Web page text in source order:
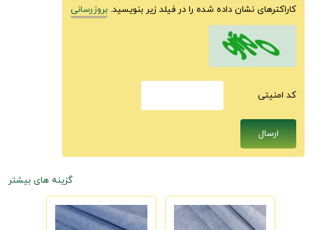
کاراکترهای نشان داده شده را در فیلد زیر بنویسید. بروزرسانی
كد امنيتى
گزینه های بیشتر